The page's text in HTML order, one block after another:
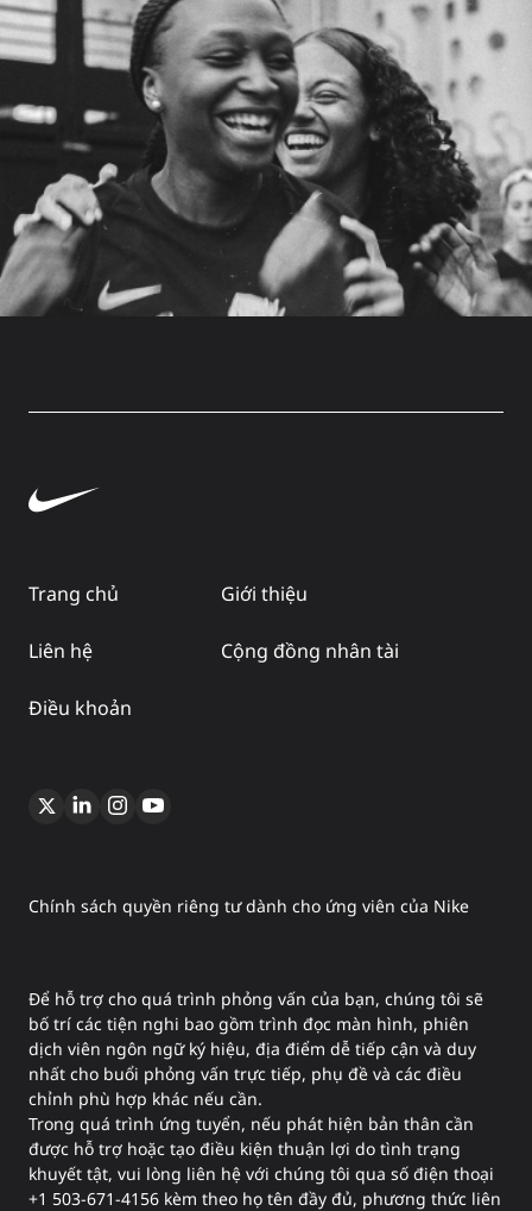
Trang chủ Giới thiệu
Liên hệ Cộng đồng nhân tài
Điều khoản
Chính sách quyền riêng tư dành cho ứng viên của Nike
Để hỗ trợ cho quá trình phỏng vấn của bạn, chúng tôi sẽ
bố trí các tiện nghi bao gồm trình đọc màn hình, phiên
dịch viên ngôn ngữ ký hiệu, địa điểm dễ tiếp cận và duy
nhất cho buổi phỏng vấn trực tiếp, phụ đề và các điều
chỉnh phù hợp khác nếu cần.
Trong quá trình ứng tuyển, nếu phát hiện bản thân cần
được hỗ trợ hoặc tạo điều kiện thuận lợi do tình trạng
khuyết tật, vui lòng liên hệ với chúng tôi qua số điện thoại
+1 503-671-4156 kèm theo họ tên đầy đủ, phương thức liên